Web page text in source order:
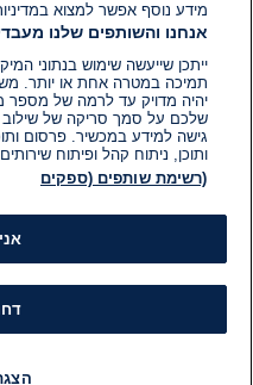
מידע נוסף אפשר למצוא
אנחנו והשותפים שלנו
ייתכן שייעשה שימוש בנתוני
תמיכה במטרה אחת או יותר.
יהיה מדויק עד לרמה של מספר
שלכם על סמך סריקה של שילוב
גישה למידע במכשיר. פרסום
ותוכן, ניתוח קהל ופיתוח
(רשימת שותפים (ספקים